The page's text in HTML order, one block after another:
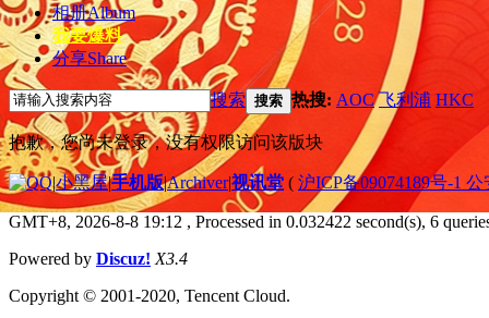
相册Album
我要爆料
分享Share
搜索 搜索 热搜: AOC 飞利浦 HKC
抱歉，您尚未登录，没有权限访问该版块
|小黑屋|手机版|Archiver|视讯堂 ( 沪ICP备09074189号-1
GMT+8, 2026-8-8 19:12 , Processed in 0.032422 second(s), 6
Powered by Discuz! X3.4
Copyright © 2001-2020, Tencent Cloud.